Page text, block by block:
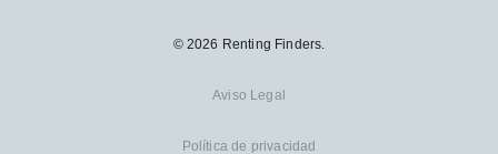
© 2026 Renting Finders.
Aviso Legal
Política de privacidad